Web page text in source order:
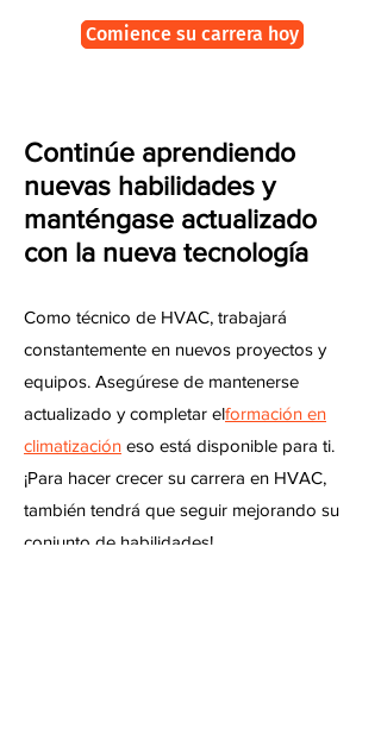
Comience su carrera hoy
Continúe aprendiendo
nuevas habilidades y
manténgase actualizado
con la nueva tecnología
Como técnico de HVAC, trabajará
constantemente en nuevos proyectos y
equipos. Asegúrese de mantenerse
actualizado y completar elformación en
climatización eso está disponible para ti.
¡Para hacer crecer su carrera en HVAC,
también tendrá que seguir mejorando su
conjunto de habilidades!